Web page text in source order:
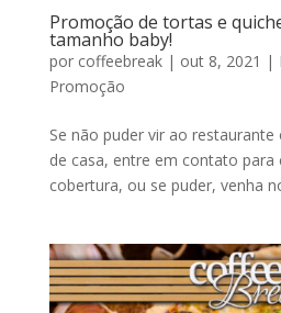
Promoção de tortas e
tamanho baby!
por coffeebreak| out 8, 2021 |
Promoção
Se não puder vir ao
de casa, entre em contato para
cobertura, ou se puder, venha